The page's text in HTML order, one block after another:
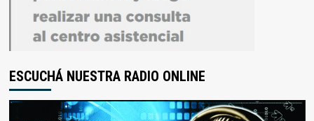
ESCUCHÁ NUESTRA RADIO ONLINE